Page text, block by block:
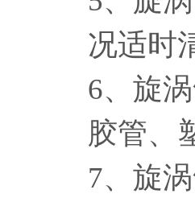
况适时
6、旋
胶管、
7、旋